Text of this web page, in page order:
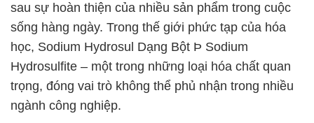
sau sự hoàn thiện của nhiều sản phẩm trong cuộc
sống hàng ngày. Trong thế giới phức tạp của hóa
học, Sodium Hydrosul Dạng Bột Þ Sodium
Hydrosulfite – một trong những loại hóa chất quan
trọng, đóng vai trò không thể phủ nhận trong nhiều
ngành công nghiệp.